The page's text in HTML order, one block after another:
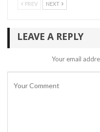
PREV NEXT
LEAVE A REPLY
Your email